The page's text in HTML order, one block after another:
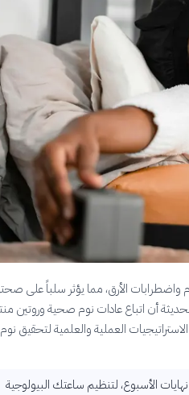
واضطرابات الأرق، مما يؤثر سلباً على
أن اتباع عادات نوم صحية وروتين
العملية والعلمية لتحقيق
الأسبوع، لتنظيم ساعتك البيولوجية